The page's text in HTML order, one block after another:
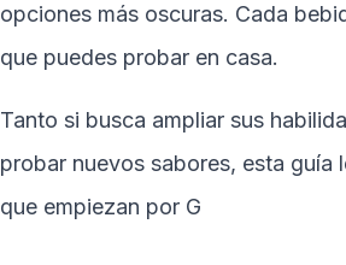
opciones más oscuras. Cada
que puedes probar en casa.
Tanto si busca ampliar sus
probar nuevos sabores, esta guía
que empiezan por G